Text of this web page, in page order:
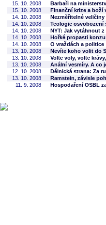
15. 10. 2008
Barbaři na
15. 10. 2008
Finanční krize a boží
14. 10. 2008
Nezměřitelné veličiny
14. 10. 2008
Teologie osvobození
14. 10. 2008
NYT: Jak vytáhnout
14. 10. 2008
Hořké propasti
14. 10. 2008
O vraždách a politice
13. 10. 2008
Nevíte koho volit do
13. 10. 2008
Volte voly, volte
13. 10. 2008
Anální vesmíry. A co
12. 10. 2008
Dělnická strana: Za
13. 10. 2008
Ramstein, závisle
11. 9. 2008
Hospodaření OSBL